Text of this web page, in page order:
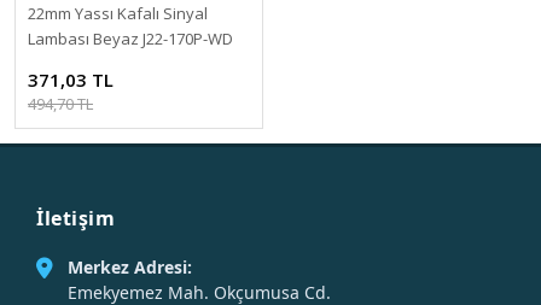
22mm Yassı Kafalı Sinyal
Lambası Beyaz J22-170P-WD
371,03 TL
494,70 TL
İletişim
Merkez Adresi:
Emekyemez Mah. Okçumusa Cd.